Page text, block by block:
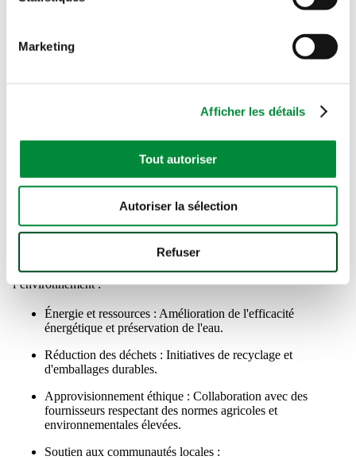
Marketing
Afficher les détails
Tout autoriser
Autoriser la sélection
Refuser
Minimiser notre empreinte
environnementale
l’environnement :
Énergie et ressources : Amélioration de l'efficacité
énergétique et préservation de l'eau.
Réduction des déchets : Initiatives de recyclage et
d'emballages durables.
Approvisionnement éthique : Collaboration avec des
fournisseurs respectant des normes agricoles et
environnementales élevées.
Soutien aux communautés locales :